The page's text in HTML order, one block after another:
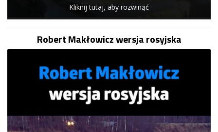
Kliknij tutaj, aby rozwinąć
Robert Makłowicz wersja rosyjska